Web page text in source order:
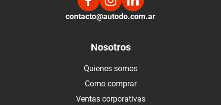
contacto@autodo.com.ar
Nosotros
Quienes somos
Como comprar
Ventas corporativas